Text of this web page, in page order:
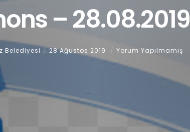
– 28.08.2019
Belediyesi 28 Ağustos 2019 Yorum Yapılmamış